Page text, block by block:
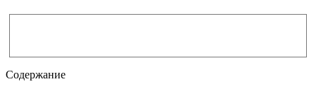
Содержание